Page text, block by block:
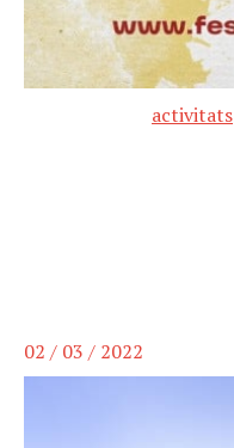
activitats
02 / 03 / 2022